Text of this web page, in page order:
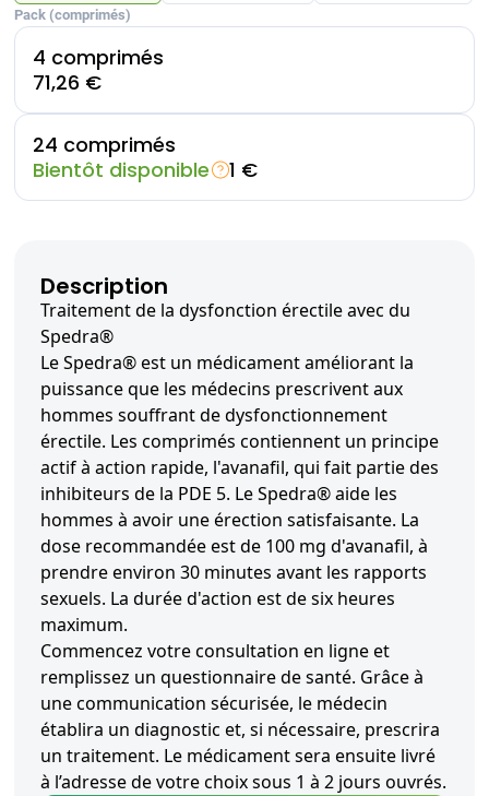
Pack (comprimés)
4 comprimés
71,26 €
24 comprimés
Bientôt disponible
1 €
Description
Traitement de la dysfonction érectile avec du
Spedra®
Le Spedra® est un médicament améliorant la
puissance que les médecins prescrivent aux
hommes souffrant de dysfonctionnement
érectile. Les comprimés contiennent un principe
actif à action rapide, l'avanafil, qui fait partie des
inhibiteurs de la PDE 5. Le Spedra® aide les
hommes à avoir une érection satisfaisante. La
dose recommandée est de 100 mg d'avanafil, à
prendre environ 30 minutes avant les rapports
sexuels. La durée d'action est de six heures
maximum.
Commencez votre consultation en ligne et
remplissez un questionnaire de santé. Grâce à
une communication sécurisée, le médecin
établira un diagnostic et, si nécessaire, prescrira
un traitement. Le médicament sera ensuite livré
à l’adresse de votre choix sous 1 à 2 jours ouvrés.